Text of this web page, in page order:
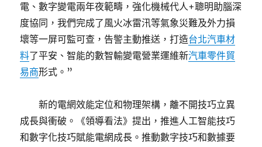
電、數字變電兩年夜範疇，強化機械代人+聰明助腦深
度協同，我們完成了風火冰雷汛等氣象災難及外力損
壞等一屏可監可查，告警主動推送，打造台北汽車材
料了平安、智能的數智輸變電營業運維新汽車零件貿
易商形式。”
新的電網效能定位和物理架構，離不開技巧立異
成長與衝破。《領導看法》提出，推進人工智能技巧
和數字化技巧賦能電網成長。推動數字技巧和數據要